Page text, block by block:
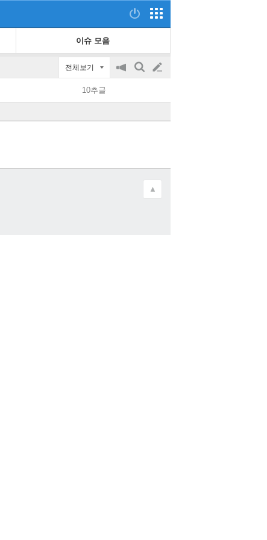
이슈 모음
전체보기
공
on/off
검
글
쓰
기
10추글
▲